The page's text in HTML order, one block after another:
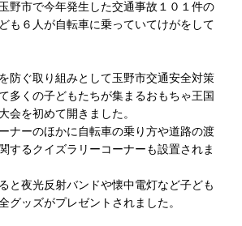
野市で今年発生した交通事故１０１件の
も６人が自転車に乗っていてけがをして
防ぐ取り組みとして玉野市交通安全対策
多くの子どもたちが集まるおもちゃ王国
会を初めて開きました。
ナーのほかに自転車の乗り方や道路の渡
するクイズラリーコーナーも設置されま
と夜光反射バンドや懐中電灯など子ども
グッズがプレゼントされました。